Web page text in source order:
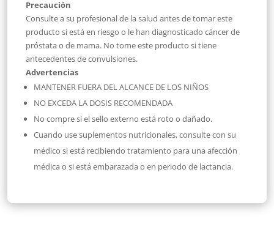
Precaución
Consulte a su profesional de la salud antes de tomar este
producto si está en riesgo o le han diagnosticado cáncer de
próstata o de mama. No tome este producto si tiene
antecedentes de convulsiones.
Advertencias
MANTENER FUERA DEL ALCANCE DE LOS NIÑOS
NO EXCEDA LA DOSIS RECOMENDADA
No compre si el sello externo está roto o dañado.
Cuando use suplementos nutricionales, consulte con su
médico si está recibiendo tratamiento para una afección
médica o si está embarazada o en periodo de lactancia.